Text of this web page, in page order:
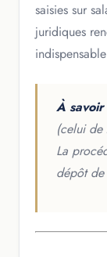
saisies sur
juridiques
À
(celui de
La
dépôt de